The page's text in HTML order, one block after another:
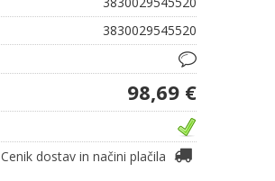
3830029545520
98,69 €
Cenik dostav in načini plačila